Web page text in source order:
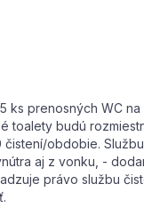
ks prenosných
toalety budú
obdobie.
aj z vonku, -
právo službu